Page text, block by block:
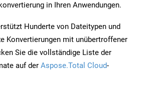
in Ihren Anwendungen.
Hunderte von Dateitypen und
Konvertierungen mit unübertroffener
Sie die vollständige Liste der
auf der Aspose.Total Cloud-